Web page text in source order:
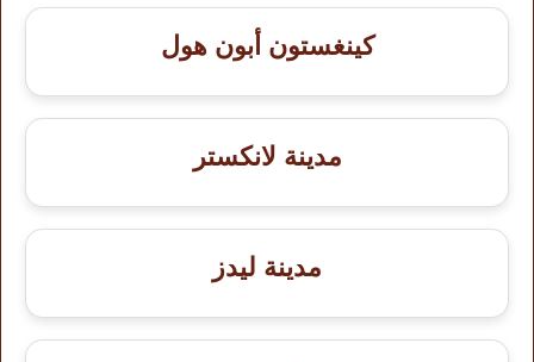
كينغستون أبون هول
مدينة لانكستر
مدينة ليدز